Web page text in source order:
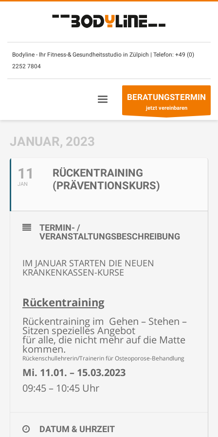
Unsere Öffnungszeiten:
Montag – Sonntag(mit CheckIn Chip)
7.30–23 Uhr
Betreuung- & Beratungszeiten
Bodyline - Ihr Fitness-& Gesundheitsstudio in Zülpich | Telefon: +49 (0)
2252 7804
BERATUNGSTERMIN
jetzt vereinbaren
JANUAR, 2023
11
JAN
RÜCKENTRAINING
(PRÄVENTIONSKURS)
TERMIN- /
VERANSTALTUNGSBESCHREIBUNG
IM JANUAR STARTEN DIE NEUEN
KRANKENKASSEN-KURSE
Rückentraining
Rückentraining im Gehen – Stehen –
Sitzen spezielles Angebot
für alle, die nicht mehr auf die Matte
kommen.
Rückenschullehrerin/Trainerin für Osteoporose-Behandlung
Mi. 11.01. – 15.03.2023
09:45 – 10:45 Uhr
DATUM & UHRZEIT